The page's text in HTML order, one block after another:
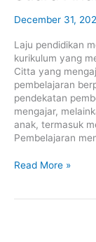
December 31,
Laju pendidikan
kurikulum yang
Citta yang
pembelajaran
pendekatan
mengajar,
anak, termasuk
Pembelajaran
Anak
Memilih
Tema
dan
Semua
Suara
Anak
Didengar
Read More »